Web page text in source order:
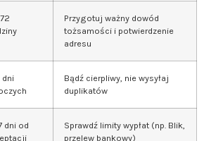
Przygotuj ważny dowód
tożsamości i potwierdzenie
adresu
dni
Bądź cierpliwy, nie wysyłaj
duplikatów
dni od
Sprawdź limity wypłat (np. Blik,
przelew bankowy)